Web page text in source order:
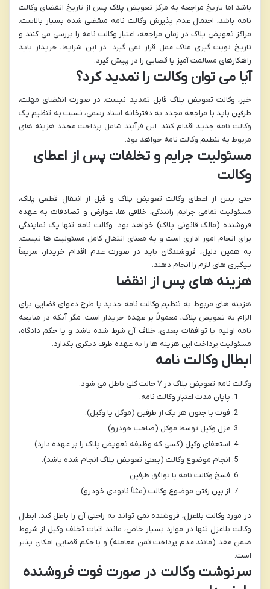
باشد اما تاریخ مراجعه به مرکز تعویض پلاک پس از تاریخ انقضای وکالت
نامه باشد، احتمال عدم پذیرش وکالت نامه منقضی شده بسیار بالاست.
مراکز تعویض پلاک در زمان مراجعه، اعتبار وکالت نامه را بررسی می کنند و
تاریخ نوبت گیری ملاک عمل قرار نمی گیرد. در این شرایط، خریدار باید
راهکارهای مسالمت آمیز یا قضایی را در پیش گیرد.
آیا می توان وکالت را تمدید کرد؟
خیر، وکالت تعویض پلاک قابل تمدید نیست. در صورت انقضای مهلت،
طرفین باید با مراجعه مجدد به دفترخانه اسناد رسمی، نسبت به تنظیم یک
وکالت نامه جدید اقدام کنند. این فرآیند شامل پرداخت مجدد هزینه های
مربوط به تنظیم وکالت نامه خواهد بود.
مسئولیت جرایم و تخلفات پس از اعطای
وکالت
حتی پس از اعطای وکالت تعویض پلاک و قبل از انتقال قطعی پلاک،
مسئولیت تمامی جرایم رانندگی، خلافی ها، عوارض و تصادفات به عهده
فروشنده (مالک قانونی پلاک) خواهد بود. وکالت نامه تنها یک نمایندگی
برای انجام امور اداری است و به معنای انتقال کامل مسئولیت ها نیست.
به همین دلیل، فروشندگان باید در صورت عدم اقدام خریدار، سریعاً
پیگیری های لازم را انجام دهند.
هزینه های پس از انقضا
هزینه های مربوط به تنظیم وکالت نامه جدید یا طرح دعوای قضایی برای
الزام به تعویض پلاک، معمولاً بر عهده خریدار است. مگر آنکه در مبایعه
نامه اولیه یا توافقات بعدی، خلاف آن شرط شده باشد و یا حکم دادگاه،
مسئولیت پرداخت این هزینه ها را به عهده طرف دیگری بگذارد.
ابطال وکالت نامه
وکالت نامه تعویض پلاک در ۷ حالت کلی باطل می شود:
پایان مدت اعتبار وکالت نامه.
فوت یا جنون هر یک از طرفین (موکل یا وکیل).
عزل وکیل توسط موکل (صاحب خودرو).
استعفای وکیل (کسی که وظیفه تعویض پلاک را بر عهده دارد).
انجام موضوع وکالت (یعنی تعویض پلاک انجام شده باشد).
فسخ وکالت نامه با توافق طرفین.
از بین رفتن موضوع وکالت (مثلاً نابودی خودرو).
در مورد وکالت بلاعزل، فروشنده نمی تواند به راحتی آن را باطل کند. ابطال
وکالت بلاعزل تنها در موارد بسیار خاص، مانند اثبات تخلف وکیل از شروط
ضمن عقد (مانند عدم پرداخت ثمن معامله) و با حکم قضایی امکان پذیر
است.
سرنوشت وکالت در صورت فوت فروشنده